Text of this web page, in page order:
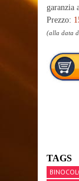
garanzia
Prezzo:
(alla data
TAGS